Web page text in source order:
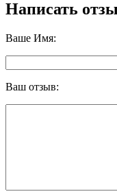
Написать
Ваше Имя:
Ваш отзыв: